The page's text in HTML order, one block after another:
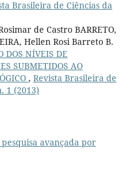
Brasileira de Ciências da
de Castro BARRETO,
Hellen Rosi Barreto B.
DOS NÍVEIS DE
SUBMETIDOS AO
, Revista Brasileira de
1 (2013)
avançada por